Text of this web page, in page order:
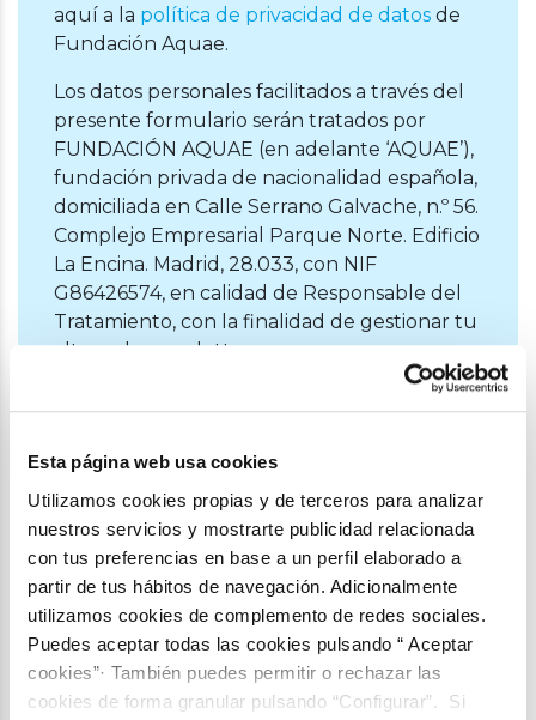
Esta página web usa cookies
Utilizamos cookies propias y de terceros para analizar
nuestros servicios y mostrarte publicidad relacionada
con tus preferencias en base a un perfil elaborado a
partir de tus hábitos de navegación. Adicionalmente
utilizamos cookies de complemento de redes sociales.
Puedes aceptar todas las cookies pulsando “ Aceptar
cookies”· También puedes permitir o rechazar las
cookies de forma granular pulsando “Configurar”. Si
aquí a la política de privacidad de datos de
Fundación Aquae.
Los datos personales facilitados a través del
presente formulario serán tratados por
FUNDACIÓN AQUAE (en adelante ‘AQUAE’),
fundación privada de nacionalidad española,
domiciliada en Calle Serrano Galvache, n.º 56.
Complejo Empresarial Parque Norte. Edificio
La Encina. Madrid, 28.033, con NIF
G86426574, en calidad de Responsable del
Tratamiento, con la finalidad de gestionar tu
alta en la newsletter.
derechos que reconoce el Reglamento
Protección de Datos y la Ley Orgánica
3/2018, de 5 de diciembre Protección de
Datos Personales y garantía de los derechos
digitales, a través del correo dpo@veolia.com
o bien mediante correo postal a la siguiente
dirección: Passeig de la Zona Franca 48,
Planta 6, (08038) Barcelona; con la
referencia "Protección de datos".